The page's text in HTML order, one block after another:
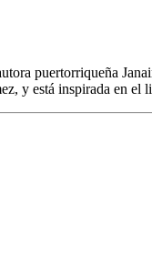
puertorriqueña
y está inspirada en